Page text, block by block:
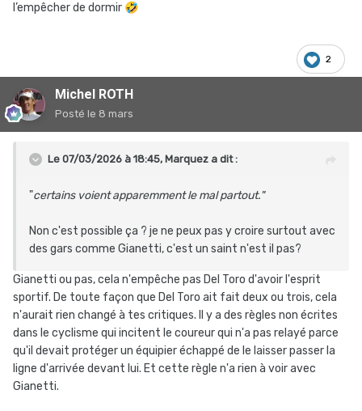
l’empêcher de dormir 🤣
2
Michel ROTH
Posté le 8 mars
Le 07/03/2026 à 18:45, Marquez a dit :
"certains voient apparemment le mal partout."
Non c'est possible ça ? je ne peux pas y croire surtout avec
des gars comme Gianetti, c'est un saint n'est il pas?
Gianetti ou pas, cela n'empêche pas Del Toro d'avoir l'esprit
sportif. De toute façon que Del Toro ait fait deux ou trois, cela
n'aurait rien changé à tes critiques. Il y a des règles non écrites
dans le cyclisme qui incitent le coureur qui n'a pas relayé parce
qu'il devait protéger un équipier échappé de le laisser passer la
ligne d'arrivée devant lui. Et cette règle n'a rien à voir avec
Gianetti.